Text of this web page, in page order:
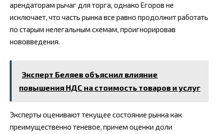
арендаторам рычаг для торга, однако Егоров не
исключает, что часть рынка все равно продолжит работать
по старым нелегальным схемам, проигнорировав
нововведения.
Эксперт Беляев объяснил влияние
повышения НДС на стоимость товаров и услуг
Эксперты оценивают текущее состояние рынка как
преимущественно теневое, причем оценки доли